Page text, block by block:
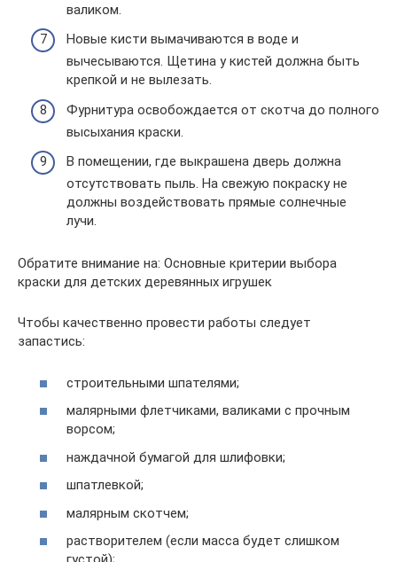
валиком.
Новые кисти вымачиваются в воде и
вычесываются. Щетина у кистей должна быть
крепкой и не вылезать.
Фурнитура освобождается от скотча до полного
высыхания краски.
В помещении, где выкрашена дверь должна
отсутствовать пыль. На свежую покраску не
должны воздействовать прямые солнечные
лучи.
Обратите внимание на: Основные критерии выбора
краски для детских деревянных игрушек
Чтобы качественно провести работы следует
запастись:
строительными шпателями;
малярными флетчиками, валиками с прочным
ворсом;
наждачной бумагой для шлифовки;
шпатлевкой;
малярным скотчем;
растворителем (если масса будет слишком